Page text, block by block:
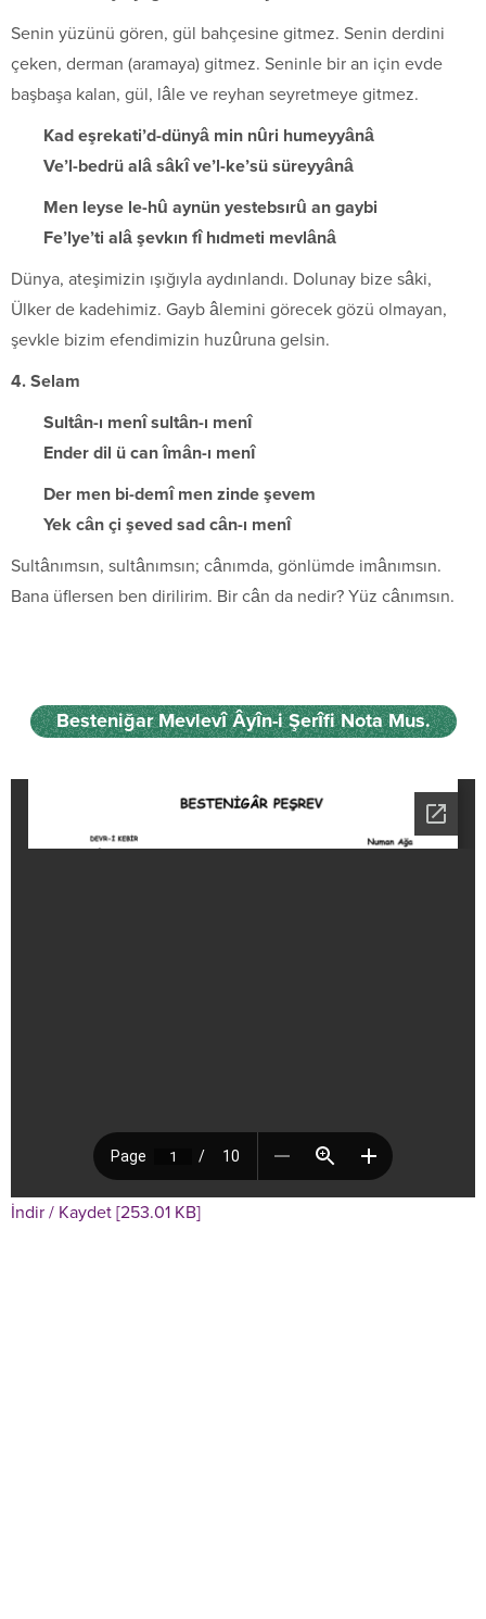
Senin yüzünü gören, gül bahçesine gitmez. Senin derdini
çeken, derman (aramaya) gitmez. Seninle bir an için evde
başbaşa kalan, gül, lâle ve reyhan seyretmeye gitmez.
Kad eşrekati’d-dünyâ min nûri humeyyânâ
Ve’l-bedrü alâ sâkî ve’l-ke’sü süreyyânâ
Men leyse le-hû aynün yestebsırû an gaybi
Fe’lye’ti alâ şevkın fî hıdmeti mevlânâ
Dünya, ateşimizin ışığıyla aydınlandı. Dolunay bize sâki,
Ülker de kadehimiz. Gayb âlemini görecek gözü olmayan,
şevkle bizim efendimizin huzûruna gelsin.
4. Selam
Sultân-ı menî sultân-ı menî
Ender dil ü can îmân-ı menî
Der men bi-demî men zinde şevem
Yek cân çi şeved sad cân-ı menî
Sultânımsın, sultânımsın; cânımda, gönlümde imânımsın.
Bana üflersen ben dirilirim. Bir cân da nedir? Yüz cânımsın.
Besteniğar Mevlevî Âyîn-i Şerîfi Nota Mus.
İndir / Kaydet [253.01 KB]